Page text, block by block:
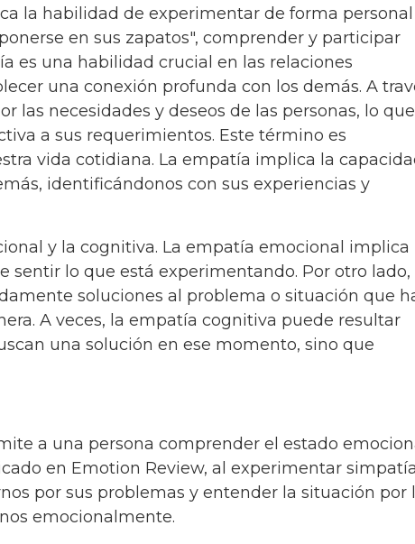
la habilidad de experimentar de forma
en sus zapatos", comprender y participar
es una habilidad crucial en las relaciones
una conexión profunda con los demás. A
las necesidades y deseos de las personas, lo que
a sus requerimientos. Este término es
vida cotidiana. La empatía implica la
identificándonos con sus experiencias y
y la cognitiva. La empatía emocional implica
sentir lo que está experimentando. Por otro lado,
soluciones al problema o situación que
A veces, la empatía cognitiva puede resultar
una solución en ese momento, sino que
a una persona comprender el estado
en Emotion Review, al experimentar simpatía
por sus problemas y entender la situación por
emocionalmente.